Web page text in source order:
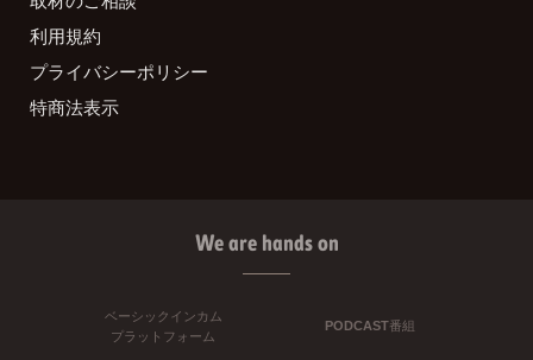
利用規約
プライバシーポリシー
特商法表示
We are hands on
ベーシックインカム
プラットフォーム
PODCAST番組